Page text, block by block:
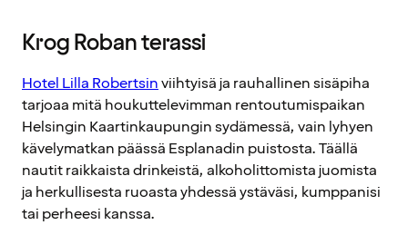
Krog Roban terassi
Hotel Lilla Robertsinviihtyisä ja rauhallinen sisäpiha
tarjoaa mitä houkuttelevimman rentoutumispaikan
Helsingin Kaartinkaupungin sydämessä, vain lyhyen
kävelymatkan päässä Esplanadin puistosta. Täällä
nautit raikkaista drinkeistä, alkoholittomista juomista
ja herkullisesta ruoasta yhdessä ystäväsi, kumppanisi
tai perheesi kanssa.